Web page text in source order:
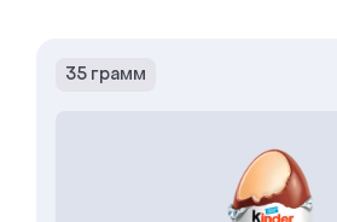
35 грамм